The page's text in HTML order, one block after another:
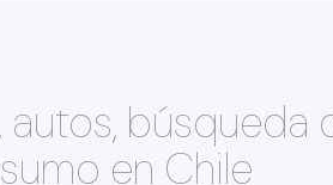
en Chile